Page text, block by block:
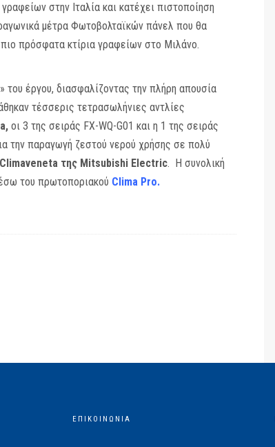
στην Ιταλία και κατέχει πιστοποίηση
μέτρα Φωτοβολταϊκών πάνελ που θα
πρόσφατα κτίρια γραφείων στο Μιλάνο.
του έργου, διασφαλίζοντας την πλήρη απουσία
τέσσερις τετρασωλήνιες αντλίες
οι 3 της σειράς FX-WQ-G01 και η 1 της σειράς
την παραγωγή ζεστού νερού χρήσης σε πολύ
της Mitsubishi Electric. Η συνολική
του πρωτοποριακού Clima Pro.
ΕΠΙΚΟΙΝΩΝΙΑ